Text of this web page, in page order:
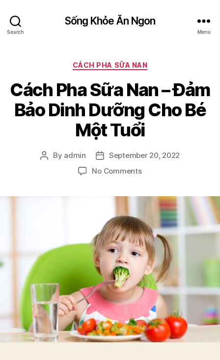
Search
Sống Khỏe Ăn Ngon
Menu
Categories
CÁCH PHA SỮA NAN
Cách Pha Sữa Nan – Đảm
Bảo Dinh Dưỡng Cho Bé
Một Tuổi
Post
By admin
Post
date
September 20, 2022
No Commentson
–
Đảm
Bảo
Dinh
Dưỡng
Cho
Bé
Một
Tuổi